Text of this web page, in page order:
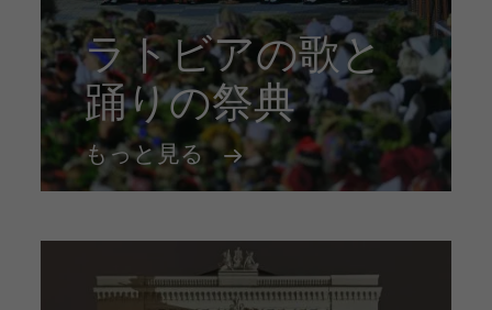
ラトビアの歌と
踊りの祭典
もっと見る